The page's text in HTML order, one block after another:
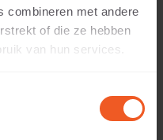
combineren met andere
of die ze hebben
van hun services.